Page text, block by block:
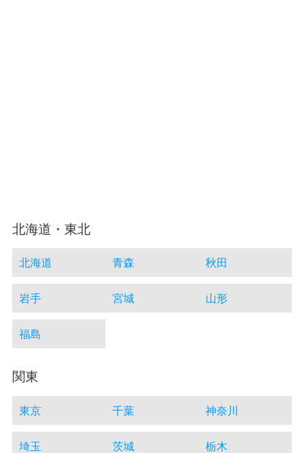
北海道・東北
北海道 青森 秋田
岩手 宮城 山形
福島
関東
東京 千葉 神奈川
埼玉 茨城 栃木